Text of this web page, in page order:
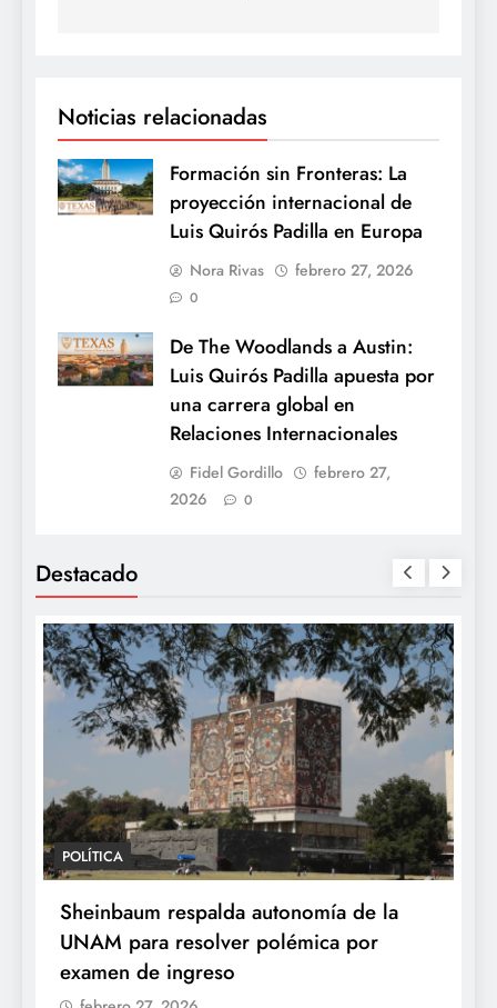
Noticias relacionadas
Formación sin Fronteras: La
proyección internacional de
Luis Quirós Padilla en Europa
Nora Rivas febrero 27, 2026
0
De The Woodlands a Austin:
Luis Quirós Padilla apuesta por
una carrera global en
Relaciones Internacionales
Fidel Gordillo
febrero 27,
2026
0
Destacado
POLÍTICA
Sheinbaum respalda autonomía de la
UNAM para resolver polémica por
examen de ingreso